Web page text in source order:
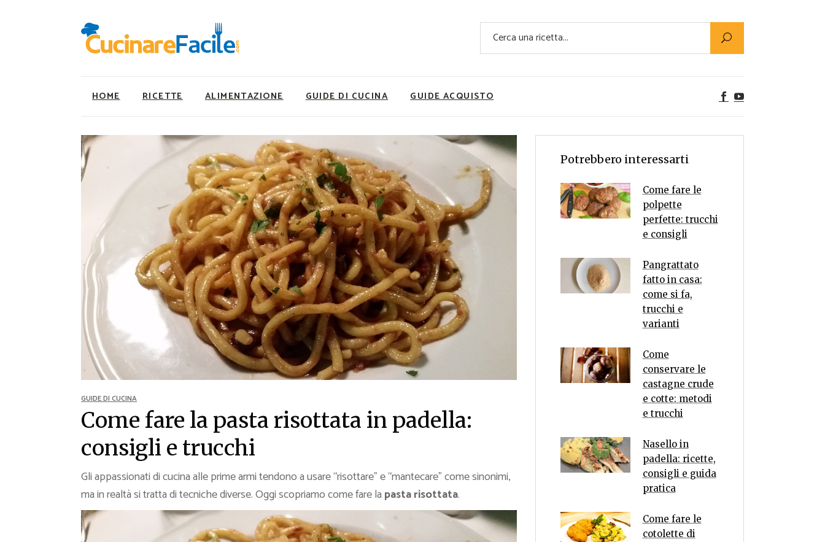
Cerca
HOME RICETTE
Ricette Facili e Veloci
Ricette Primi Piatti
Ricette Antipasti
Ricette Dolci
Ricette Carne
Ricette Secondi
Ricette Pizze e Rustici
Ricette Contorni
Ricette Piatti unici
Ricette Pesce
Video Ricette
Ricette per Ingrediente
ALIMENTAZIONE
Utility
Super Alimenti
Nutrizionista a tavola
Ricette Vegetariane
Ricette Vegane
Rumors
GUIDE DI CUCINA GUIDE ACQUISTO
Ricette Facili e Veloci
Ricette Primi Piatti
Ricette Dolci
Ricette Carne
Ricette Secondi
Ricette Pizze e Rustici
Ricette Contorni
Ricette Piatti unici
Ricette Pesce
Video Ricette
Ricette per Ingrediente
Utility
Super Alimenti
Ricette Vegetariane
Rumors
GUIDE DI CUCINA
Come fare la pasta risottata in padella:
consigli e trucchi
Gli appassionati di cucina alle prime armi tendono a usare “risottare” e “mantecare” come sinonimi,
ma in realtà si tratta di tecniche diverse. Oggi scopriamo come fare la pasta risottata.
Potrebbero interessarti
Come fare le
polpette
perfette: trucchi
e consigli
Pangrattato
fatto in casa:
come si fa,
trucchi e
varianti
Come
conservare le
castagne crude
e cotte: metodi
e trucchi
Nasello in
padella: ricette,
consigli e guida
pratica
Come fare le
cotolette di